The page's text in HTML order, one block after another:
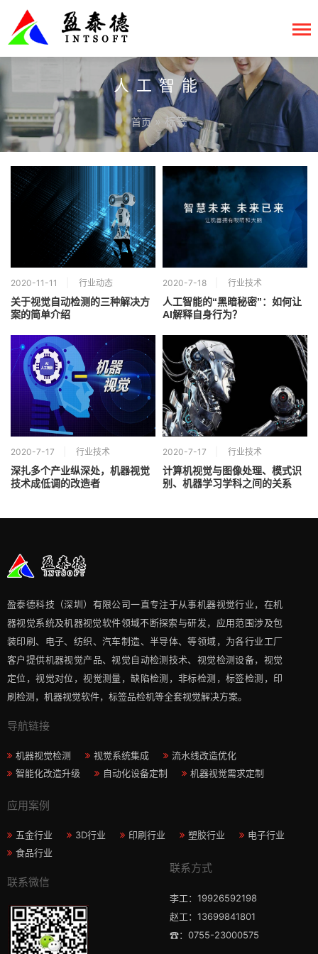
人工智能
首页 » 标签
2020-11-11 行业动态
关于视觉自动检测的三种解决方
案的简单介绍
2020-7-18 行业技术
人工智能的“黑暗秘密”：如何让
AI解释自身行为？
2020-7-17 行业技术
深扎多个产业纵深处，机器视觉
技术成低调的改造者
2020-7-17 行业技术
计算机视觉与图像处理、模式识
别、机器学习学科之间的关系
盈泰德科技（深圳）有限公司一直专注于从事机器视觉行业，在机
器视觉系统及机器视觉软件领域不断探索与研发​，应用范围涉及包
装印刷、电子、纺织、汽车制造、半导体、等领域，为各行业工厂
客户提供机器视觉产品、视觉自动检测技术、视觉检测设备，视觉
定位，视觉对位，视觉测量，缺陷检测，非标检测，标签检测，印
刷检测，机器视觉软件，标签品检机等​全套视觉解决方案​。
导航链接
机器视觉检测 视觉系统集成
流水线改造优化
智能化改造升级
自动化设备定制 机器视觉需求定制
应用案例
五金行业 3D行业 印刷行业 塑胶行业
电子行业
食品行业
联系微信
联系方式
李工：19926592198
赵工：13699841801
☎：0755-23000575